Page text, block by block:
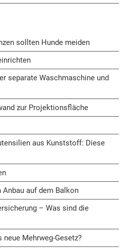
sollten Hunde meiden
separate Waschmaschine und
zur Projektionsfläche
aus Kunststoff: Diese
Anbau auf dem Balkon
– Was sind die
Mehrweg-Gesetz?